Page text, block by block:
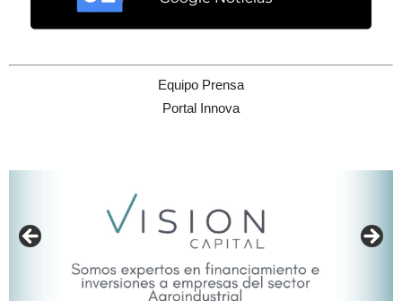
Equipo Prensa
Portal Innova